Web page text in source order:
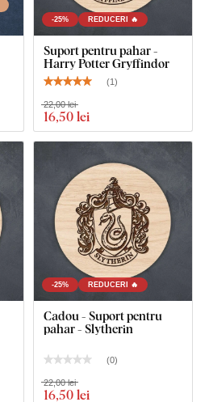
-25% REDUCERI 🔥
Suport pentru pahar -
Harry Potter Gryffindor
(1)
16,50 lei
22,00 lei
-25% REDUCERI 🔥
Cadou - Suport pentru
pahar - Slytherin
(0)
16,50 lei
22,00 lei